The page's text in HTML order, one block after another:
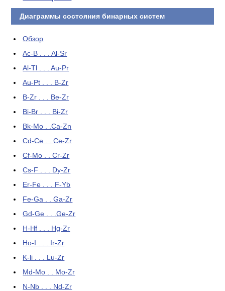
Диаграммы состояния бинарных систем
Обзор
Ac-B . . . Al-Sr
Al-Tl . . . Au-Pr
Au-Pt . . . B-Zr
B-Zr . . . Be-Zr
Bi-Br . . . Bi-Zr
Bk-Mo . .Ca-Zn
Cd-Ce . . Ce-Zr
Cf-Mo . . Cr-Zr
Cs-F . . . Dy-Zr
Er-Fe . . . F-Yb
Fe-Ga . . Ga-Zr
Gd-Ge . . .Ge-Zr
H-Hf . . . Hg-Zr
Ho-I . . . Ir-Zr
K-li . . . Lu-Zr
Md-Mo . . Mo-Zr
N-Nb . . . Nd-Zr